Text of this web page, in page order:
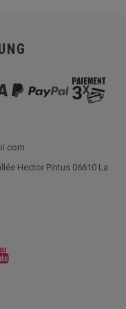
Hector Pintus 06610 La